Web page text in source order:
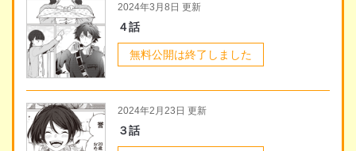
2024年2月23日 更新
３話
2024年3月8日 更新
４話
無料公開は終了しました